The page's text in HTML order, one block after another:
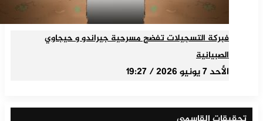
فبركة التسجيلات تفضح مسرحية جيراندو و حيجاوي
الصبيانية
الأحد 7 يونيو 2026 / 19:27